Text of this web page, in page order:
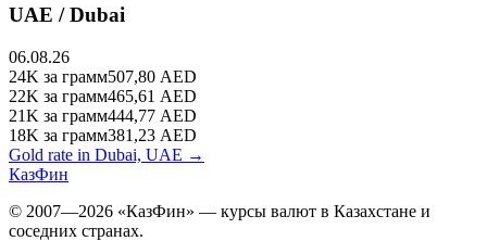
UAE / Dubai
06.08.26
24K за грамм507,80 AED
22K за грамм465,61 AED
21K за грамм444,77 AED
18K за грамм381,23 AED
Gold rate in Dubai, UAE →
КазФин
© 2007—2026 «КазФин» — курсы валют в Казахстане и
соседних странах.